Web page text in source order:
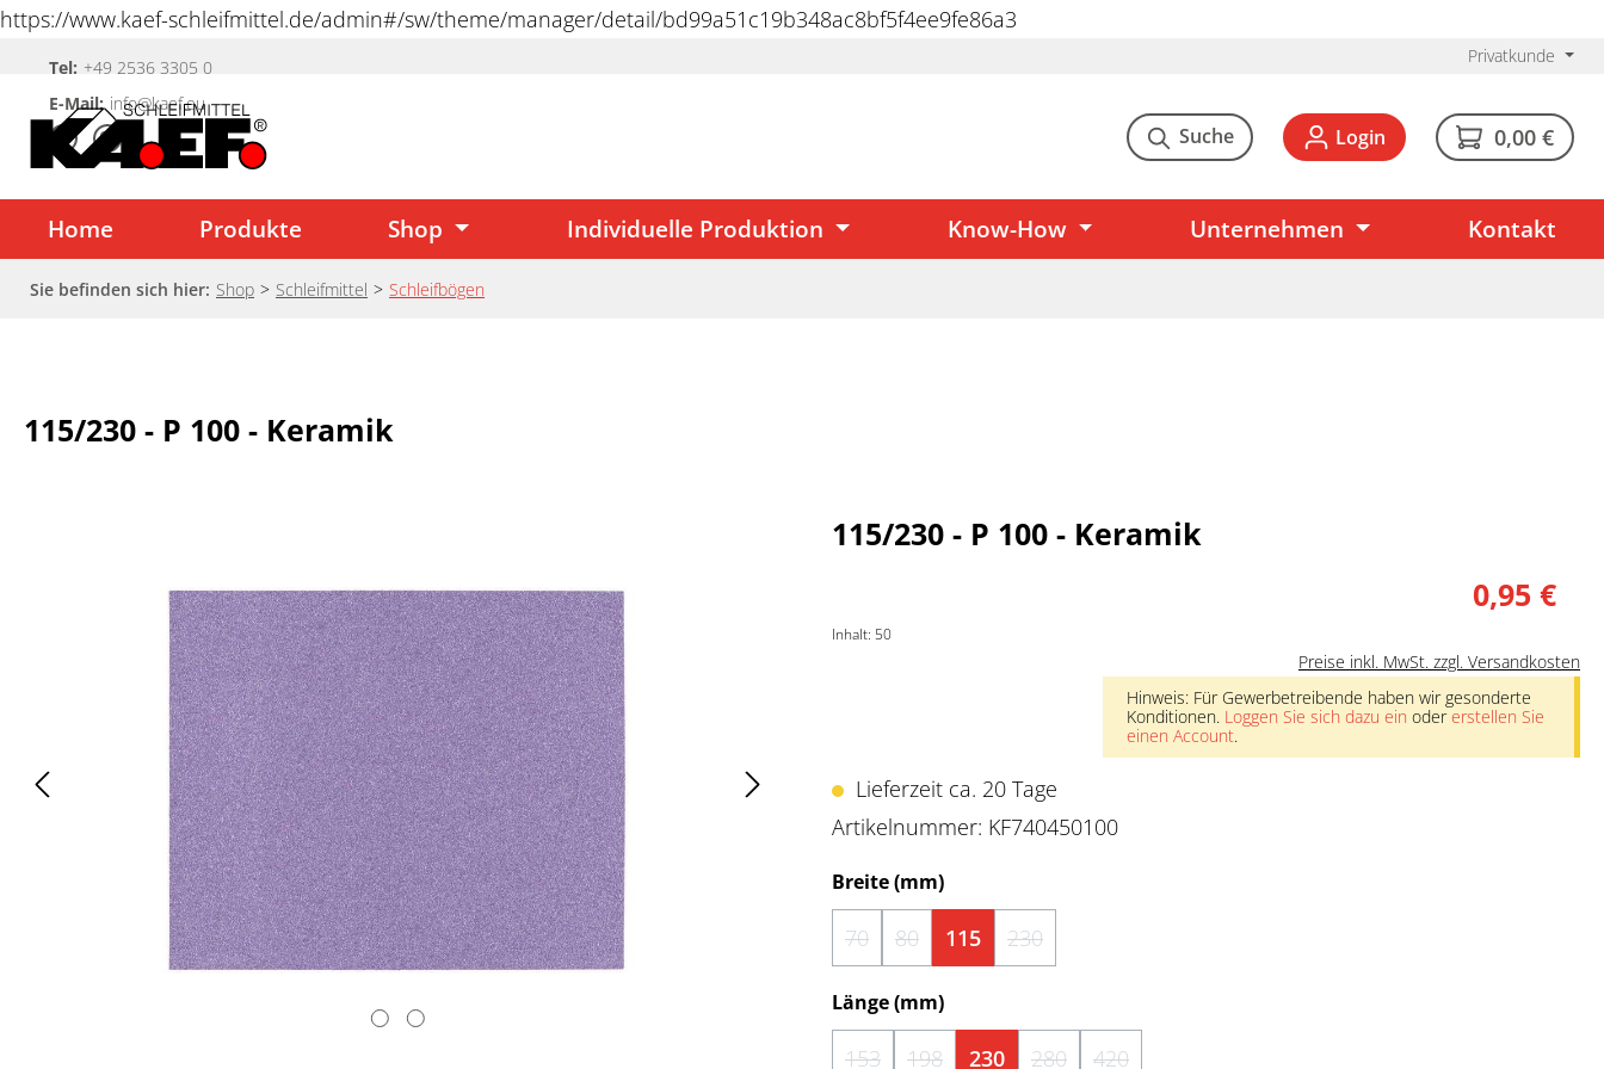
https://www.kaef-schleifmittel.de/admin#/sw/theme/manager/detail/bd99a51c19b348ac8bf5f4ee9fe86a3
Zur Hauptnavigation springen
Tel: +49 2536 3305 0
E-Mail: info@kaef.eu
Privatkunde
Suche Login 0,00 €
Home Produkte Shop Individuelle Produktion Know-How Unternehmen Kontakt
Sie befinden sich hier: Shop > Schleifmittel > Schleifbögen
115/230 - P 100 - Keramik
115/230 - P 100 - Keramik
0,95 €
Inhalt: 50
Preise inkl. MwSt. zzgl. Versandkosten
Hinweis: Für Gewerbetreibende haben wir gesonderte
Konditionen. Loggen Sie sich dazu ein odererstellen Sie
einen Account.
Lieferzeit ca. 20 Tage
Artikelnummer: KF740450100
Breite (mm)auswählen
70(Diese Option ist zurzeit nicht verfügbar.)
80(Diese Option ist zurzeit nicht verfügbar.)
115 230(Diese Option ist zurzeit nicht verfügbar.)
Länge (mm)auswählen
153 198 230 280 420